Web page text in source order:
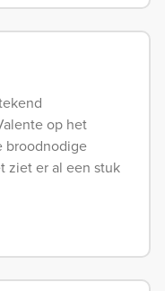
op het
broodnodige
ziet er al een stuk